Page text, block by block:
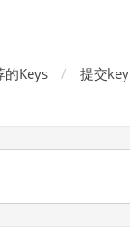
的Keys 提交key